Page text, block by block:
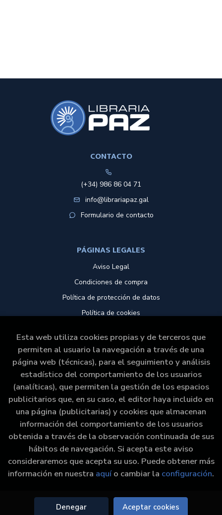
CONTACTO
(+34) 986 86 04 71
info@librariapaz.gal
Formulario de contacto
PÁGINAS LEGALES
Aviso Legal
Condiciones de compra
Política de protección de datos
Política de cookies
ATENCIÓN AL CLIENTE
Quiénes somos
Pedidos Especiales
Formulario de desistencia
2026 ©Libraría Paz. Todos los Derechos Reservados
|Grupo Trevenque
Esta web utiliza cookies propias y de terceros que
permiten al usuario la navegación a través de una
página web (técnicas), para el seguimiento y análisis
estadístico del comportamiento de los usuarios
(analíticas), que permiten la gestión de los espacios
publicitarios que, en su caso, el editor haya incluido en
una página (publicitarias) y cookies que almacenan
información del comportamiento de los usuarios
obtenida a través de la observación continuada de sus
hábitos de navegación. Si acepta este aviso
consideraremos que acepta su uso. Puede obtener más
información en nuestra aquío cambiar la configuración.
Denegar Aceptar cookies